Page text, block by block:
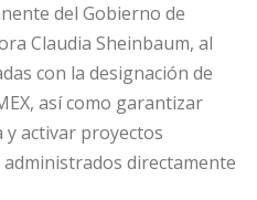
del Gobierno de
Claudia Sheinbaum, al
con la designación de
así como garantizar
activar proyectos
directamente